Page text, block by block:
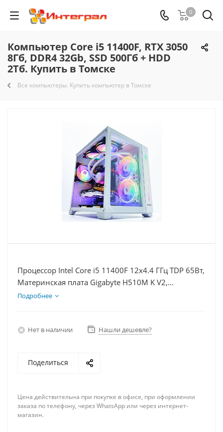
0
Компьютер Core i5 11400F, RTX 3050
8Гб, DDR4 32Gb, SSD 500Гб + HDD
2Тб. Купить в Томске
Все компьютеры. Купить компьютер в Томске
Процессор Intel Core i5 11400F 12x4.4 ГГц TDP 65Вт,
Материнская плата Gigabyte H510M K V2,
Видеокарта RTX 3050 8Гб, Память DDR4 32Gb,
Подробнее
Нет в наличии Нашли дешевле?
Поделиться
Цена действительна при покупке в офисе, при оформлении
заказа по телефону, через WhatsApp или через интернет-
магазин.